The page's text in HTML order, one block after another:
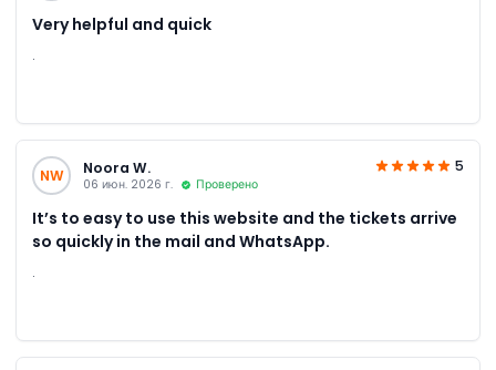
Very helpful and quick
.
NW Noora W.
06 июн. 2026 г. Проверено
5
It’s to easy to use this website and the tickets arrive
so quickly in the mail and WhatsApp.
.